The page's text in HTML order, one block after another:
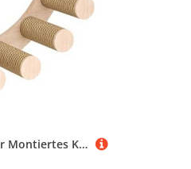
FewNvWa An Der Montiertes Katzenkletterregal, Wandmöbel, Katzentreppe, Leiter Zum Springen